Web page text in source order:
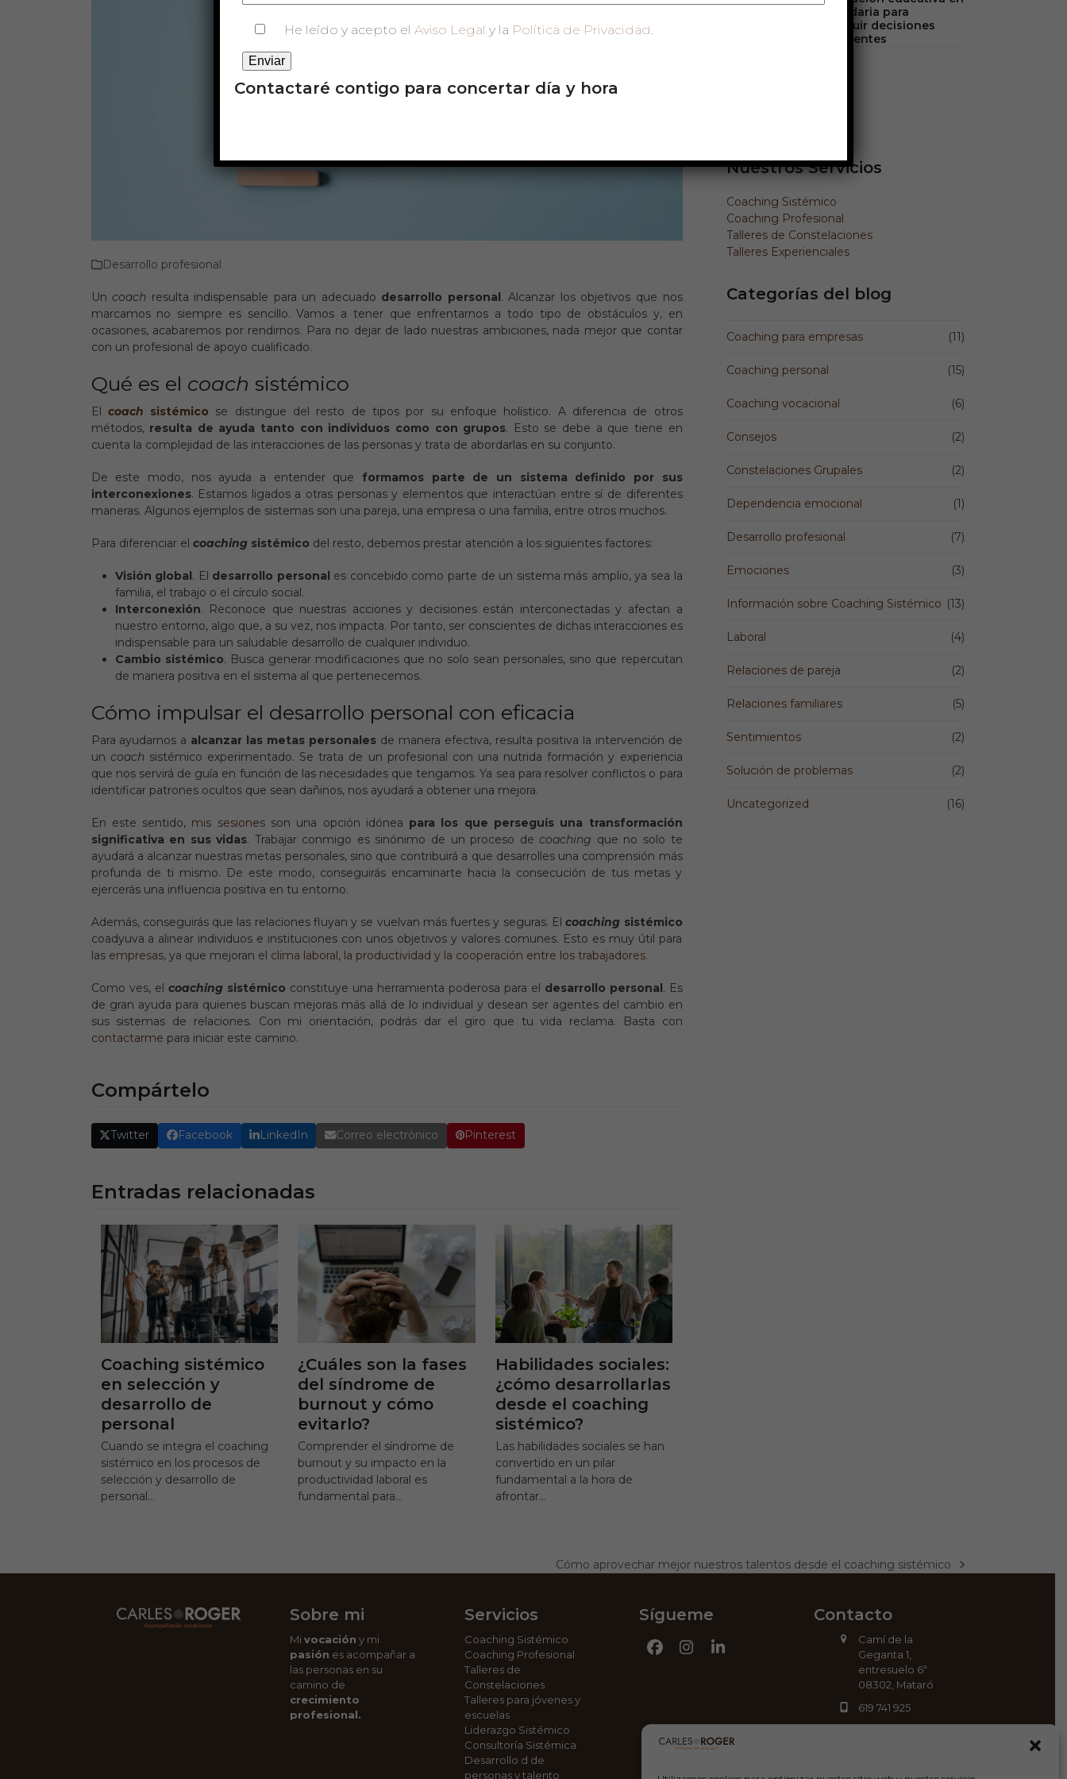
Desarrollo profesional
Uncoach resulta indispensable para un adecuado desarrollo personal. Alcanzar los objetivos que nos
marcamos no siempre es sencillo. Vamos a tener que enfrentarnos a todo tipo de obstáculos y, en
ocasiones, acabaremos por rendirnos. Para no dejar de lado nuestras ambiciones, nada mejor que contar
con un profesional de apoyo cualificado.
Qué es el coach sistémico
El coach sistémico se distingue del resto de tipos por su enfoque holístico. A diferencia de otros
métodos, resulta de ayuda tanto con individuos como con grupos. Esto se debe a que tiene en
cuenta la complejidad de las interacciones de las personas y trata de abordarlas en su conjunto.
De este modo, nos ayuda a entender que formamos parte de un sistema definido por sus
interconexiones. Estamos ligados a otras personas y elementos que interactúan entre sí de diferentes
maneras. Algunos ejemplos de sistemas son una pareja, una empresa o una familia, entre otros muchos.
Para diferenciar el coachingsistémico del resto, debemos prestar atención a los siguientes factores:
Visión global. El desarrollo personal es concebido como parte de un sistema más amplio, ya sea la
familia, el trabajo o el círculo social.
Interconexión. Reconoce que nuestras acciones y decisiones están interconectadas y afectan a
nuestro entorno, algo que, a su vez, nos impacta. Por tanto, ser conscientes de dichas interacciones es
indispensable para un saludable desarrollo de cualquier individuo.
Cambio sistémico. Busca generar modificaciones que no solo sean personales, sino que repercutan
de manera positiva en el sistema al que pertenecemos.
Cómo impulsar el desarrollo personal con eficacia
Para ayudarnos a alcanzar las metas personales de manera efectiva, resulta positiva la intervención de
un coachsistémico experimentado. Se trata de un profesional con una nutrida formación y experiencia
que nos servirá de guía en función de las necesidades que tengamos. Ya sea para resolver conflictos o para
identificar patrones ocultos que sean dañinos, nos ayudará a obtener una mejora.
En este sentido, mis sesionesson una opción idónea para los que perseguís una transformación
significativa en sus vidas. Trabajar conmigo es sinónimo de un proceso decoaching que no solo te
ayudará a alcanzar nuestras metas personales, sino que contribuirá a que desarrolles una comprensión más
profunda de ti mismo. De este modo, conseguirás encaminarte hacia la consecución de tus metas y
ejercerás una influencia positiva en tu entorno.
Además, conseguirás que las relaciones fluyan y se vuelvan más fuertes y seguras. Elcoaching sistémico
coadyuva a alinear individuos e instituciones con unos objetivos y valores comunes. Esto es muy útil para
las empresas, ya que mejoran el clima laboral, la productividad y la cooperación entre los trabajadores.
Como ves, el coachingsistémico constituye una herramienta poderosa para el desarrollo personal. Es
de gran ayuda para quienes buscan mejoras más allá de lo individual y desean ser agentes del cambio en
sus sistemas de relaciones. Con mi orientación, podrás dar el giro que tu vida reclama. Basta con
contactarme para iniciar este camino.
Compártelo
Twitter Facebook LinkedIn Correo electrónico Pinterest
Entradas relacionadas
Coaching sistémico
en selección y
desarrollo de
personal
Cuando se integra el coaching
sistémico en los procesos de
selección y desarrollo de
personal…
¿Cuáles son la fases
del síndrome de
burnout y cómo
evitarlo?
Comprender el síndrome de
burnout y su impacto en la
productividad laboral es
fundamental para…
Habilidades sociales:
¿cómo desarrollarlas
desde el coaching
sistémico?
Las habilidades sociales se han
convertido en un pilar
fundamental a la hora de
afrontar…
secundaria para
construir decisiones
conscientes
Nuestros Servicios
Coaching Sistémico
Coaching Profesional
Talleres de Constelaciones
Talleres Experienciales
Categorías del blog
Coaching para empresas (11)
Coaching personal (15)
Coaching vocacional (6)
Consejos (2)
Constelaciones Grupales (2)
Dependencia emocional (1)
Desarrollo profesional (7)
Emociones (3)
Información sobre Coaching Sistémico (13)
Laboral (4)
Relaciones de pareja (2)
Relaciones familiares (5)
Sentimientos (2)
Solución de problemas (2)
Uncategorized (16)
next
Cómo aprovechar mejor nuestros talentos desde el coaching sistémico
Sobre mi
Mi vocación y mi
pasión es acompañar a
las personas en su
camino de
crecimiento
profesional.
Servicios
Coaching Sistémico
Coaching Profesional
Talleres de
Constelaciones
Talleres para jóvenes y
escuelas
Liderazgo Sistémico
Consultoría Sistémica
Desarrollo d de
personas y talento
Sígueme
Facebook
Instagram
LinkedIn
Contacto
Camí de la
Geganta 1,
entresuelo 6ª
08302, Mataró
619 741 925
He leído y acepto elAviso Legal y la Política de Privacidad
Contactaré contigo para concertar día y hora